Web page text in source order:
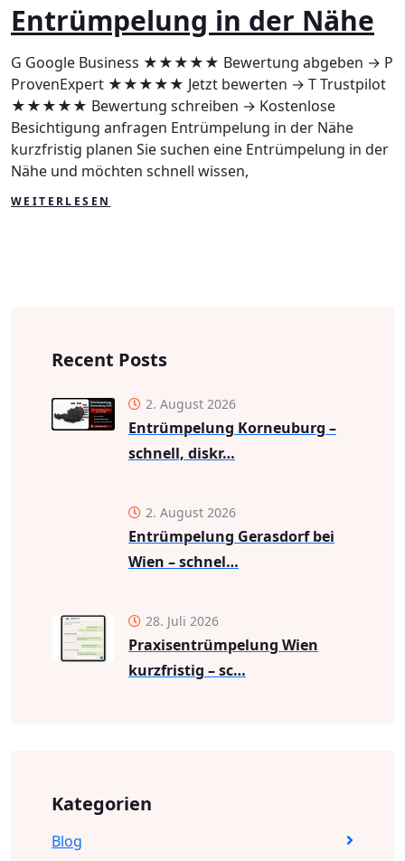
der
Entrümpelung in der Nähe
G Google Business ★★★★★ Bewertung abgeben → P
ProvenExpert ★★★★★ Jetzt bewerten → T Trustpilot
★★★★★ Bewertung schreiben → Kostenlose
Besichtigung anfragen Entrümpelung in der Nähe
kurzfristig planen Sie suchen eine Entrümpelung in der
Nähe und möchten schnell wissen,
WEITERLESEN
Recent Posts
Entrümpelung Korneuburg –
schnell, diskr…
2. August 2026
Entrümpelung Gerasdorf bei
Wien – schnel…
2. August 2026
Praxisentrümpelung Wien
kurzfristig – sc…
28. Juli 2026
Kategorien
Blog